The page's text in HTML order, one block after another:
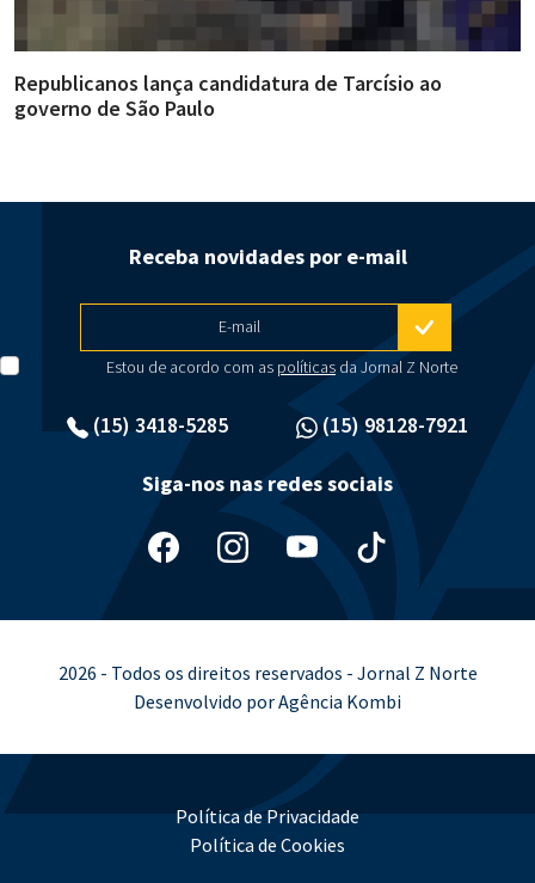
Republicanos lança candidatura de Tarcísio ao
governo de São Paulo
(15) 3418-5285 (15) 98128-7921
Receba novidades por e-mail
E-mail
Estou de acordo com as políticasda Jornal Z Norte
Siga-nos nas redes sociais
2026 - Todos os direitos reservados - Jornal Z Norte
Desenvolvido por Agência Kombi
Política de Privacidade
Política de Cookies